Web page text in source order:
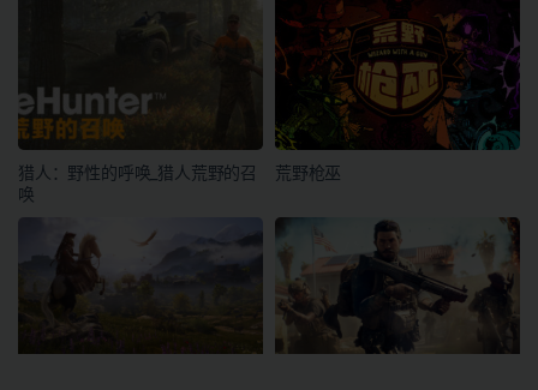
猎人：野性的呼唤_猎人荒野的召
唤
荒野枪巫